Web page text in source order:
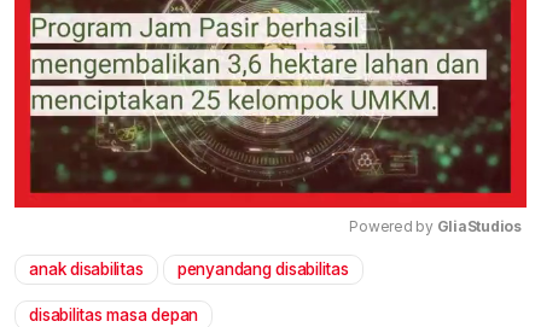
Powered by GliaStudios
anak disabilitas penyandang disabilitas
disabilitas masa depan